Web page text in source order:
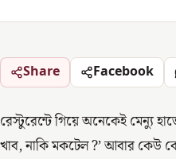
Share Facebook
রেস্টুরেন্টে গিয়ে অনেকেই মেন্যু
খাব, নাকি মকটেল ?’ আবার কেউ